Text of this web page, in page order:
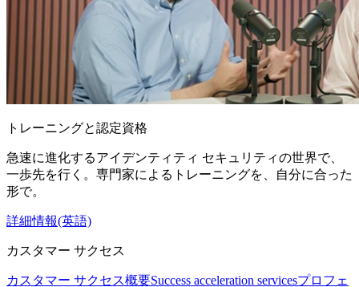
トレーニングと認定資格
急速に進化するアイデンティティ セキュリティの世界で、
一歩先を行く。専門家によるトレーニングを、自分に合った
形で。
詳細情報(英語)
カスタマー サクセス
カスタマー サクセス概要Success acceleration servicesプロフェ